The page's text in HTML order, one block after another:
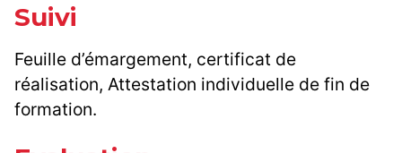
Suivi
Feuille d’émargement, certificat de
réalisation, Attestation individuelle de fin de
formation.